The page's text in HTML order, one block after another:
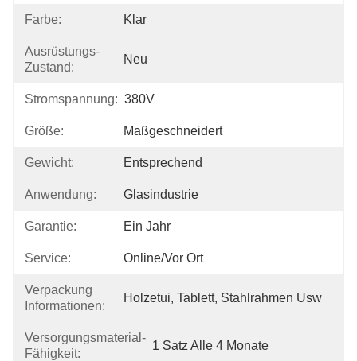
Farbe: Klar
Ausrüstungs-
Zustand:
Neu
Stromspannung: 380V
Größe: Maßgeschneidert
Gewicht: Entsprechend
Anwendung: Glasindustrie
Garantie: Ein Jahr
Service: Online/vor Ort
Verpackung
Informationen:
Holzetui, Tablett, Stahlrahmen Usw
Versorgungsmaterial-
Fähigkeit:
1 Satz Alle 4 Monate